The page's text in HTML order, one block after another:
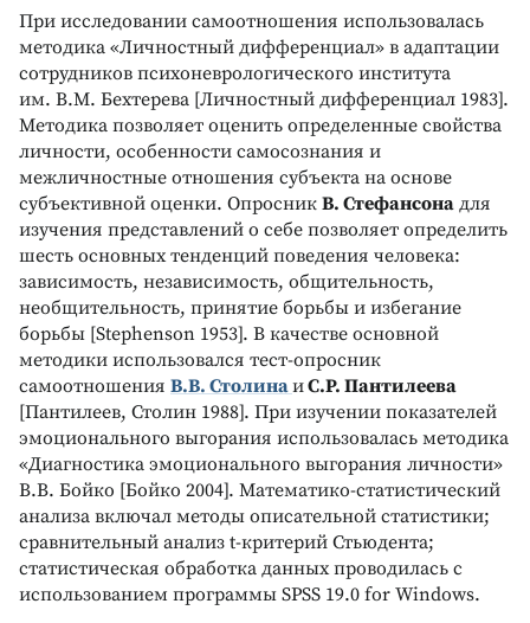
При исследовании самоотношения использовалась
методика «Личностный дифференциал» в адаптации
сотрудников психоневрологического института
им. В.М. Бехтерева [Личностный дифференциал 1983].
Методика позволяет оценить определенные свойства
личности, особенности самосознания и
межличностные отношения субъекта на основе
субъективной оценки. Опросник В. Стефансона для
изучения представлений о себе позволяет определить
шесть основных тенденций поведения человека:
зависимость, независимость, общительность,
необщительность, принятие борьбы и избегание
борьбы [Stephenson 1953]. В качестве основной
методики использовался тест-опросник
самоотношения В.В. СтолинаиС.Р. Пантилеева
[Пантилеев, Столин 1988]. При изучении показателей
эмоционального выгорания использовалась методика
«Диагностика эмоционального выгорания личности»
В.В. Бойко [Бойко 2004]. Математико-статистический
анализа включал методы описательной статистики;
сравнительный анализ t-критерий Стьюдента;
статистическая обработка данных проводилась с
использованием программы SPSS 19.0 for Windows.